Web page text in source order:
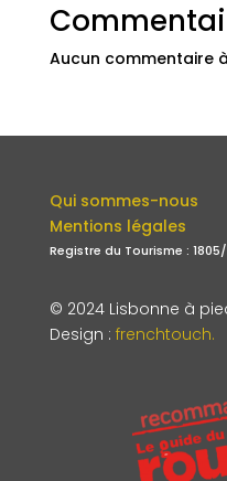
Aucun commentaire
Qui sommes-nous
Mentions légales
Registre du Tourisme : 1805/
© 2024 Lisbonne à
Design : frenchtouch.